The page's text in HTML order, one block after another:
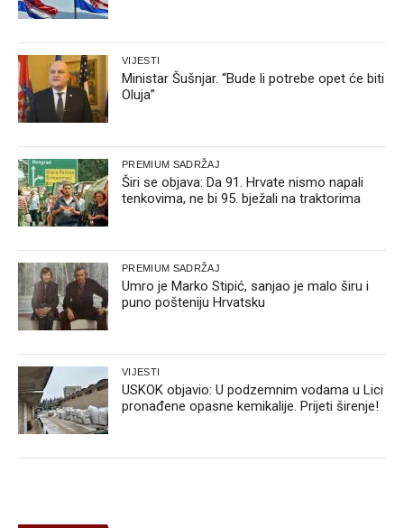
VIJESTI
Ministar Šušnjar. “Bude li potrebe opet će biti
Oluja”
PREMIUM SADRŽAJ
Širi se objava: Da 91. Hrvate nismo napali
tenkovima, ne bi 95. bježali na traktorima
PREMIUM SADRŽAJ
Umro je Marko Stipić, sanjao je malo širu i
puno pošteniju Hrvatsku
VIJESTI
USKOK objavio: U podzemnim vodama u Lici
pronađene opasne kemikalije. Prijeti širenje!